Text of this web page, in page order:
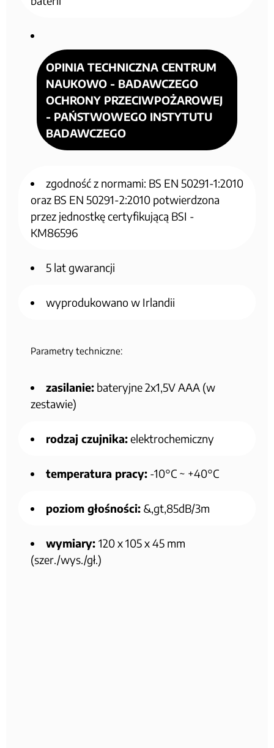
OPINIA TECHNICZNA CENTRUM
NAUKOWO - BADAWCZEGO
OCHRONY PRZECIWPOŻAROWEJ
- PAŃSTWOWEGO INSTYTUTU
BADAWCZEGO
zgodność z normami: BS EN 50291-1:2010
oraz BS EN 50291-2:2010 potwierdzona
przez jednostkę certyfikującą BSI -
KM86596
5 lat gwarancji
wyprodukowano w Irlandii
Parametry techniczne:
zasilanie: bateryjne 2x1,5V AAA (w
zestawie)
rodzaj czujnika:elektrochemiczny
temperatura pracy: -10°C ~ +40°C
poziom głośności: &,gt,85dB/3m
wymiary: 120 x 105 x 45 mm
(szer./wys./gł.)